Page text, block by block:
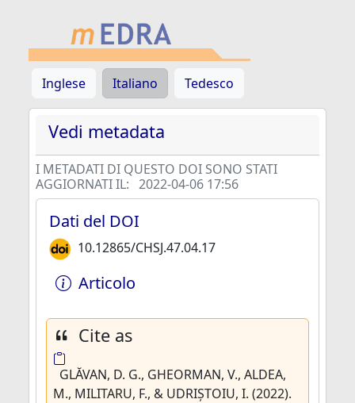
Inglese Italiano Tedesco
Vedi metadata
I METADATI DI QUESTO DOI SONO STATI
AGGIORNATI IL: 2022-04-06 17:56
Dati del DOI
10.12865/CHSJ.47.04.17
Articolo
Cite as
GLĂVAN, D. G., GHEORMAN, V., ALDEA,
M., MILITARU, F., & UDRIȘTOIU, I. (2022).